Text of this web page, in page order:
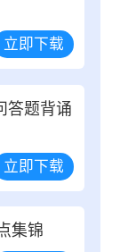
立即下载
答题背诵
立即下载
集锦